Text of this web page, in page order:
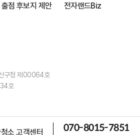
출점 후보지 제안 전자랜드Biz
구청 제00064호
호
소 고객센터 070-8015-7851